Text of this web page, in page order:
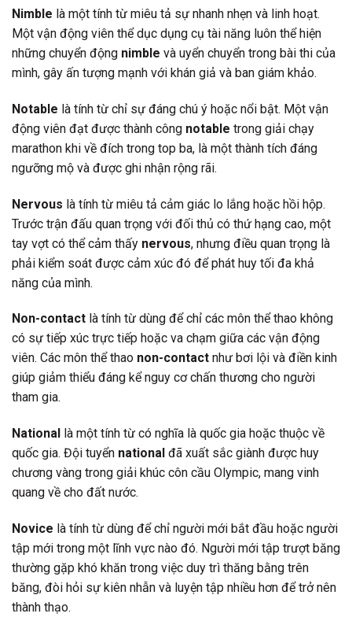
Nimble là một tính từ miêu tả sự nhanh nhẹn và linh hoạt.
Một vận động viên thể dục dụng cụ tài năng luôn thể hiện
những chuyển động nimble và uyển chuyển trong bài thi của
mình, gây ấn tượng mạnh với khán giả và ban giám khảo.
Notable là tính từ chỉ sự đáng chú ý hoặc nổi bật. Một vận
động viên đạt được thành công notable trong giải chạy
marathon khi về đích trong top ba, là một thành tích đáng
ngưỡng mộ và được ghi nhận rộng rãi.
Nervous là tính từ miêu tả cảm giác lo lắng hoặc hồi hộp.
Trước trận đấu quan trọng với đối thủ có thứ hạng cao, một
tay vợt có thể cảm thấy nervous, nhưng điều quan trọng là
phải kiểm soát được cảm xúc đó để phát huy tối đa khả
năng của mình.
Non-contact là tính từ dùng để chỉ các môn thể thao không
có sự tiếp xúc trực tiếp hoặc va chạm giữa các vận động
viên. Các môn thể thao non-contact như bơi lội và điền kinh
giúp giảm thiểu đáng kể nguy cơ chấn thương cho người
tham gia.
National là một tính từ có nghĩa là quốc gia hoặc thuộc về
quốc gia. Đội tuyển national đã xuất sắc giành được huy
chương vàng trong giải khúc côn cầu Olympic, mang vinh
quang về cho đất nước.
Novice là tính từ dùng để chỉ người mới bắt đầu hoặc người
tập mới trong một lĩnh vực nào đó. Người mới tập trượt băng
thường gặp khó khăn trong việc duy trì thăng bằng trên
băng, đòi hỏi sự kiên nhẫn và luyện tập nhiều hơn để trở nên
thành thạo.